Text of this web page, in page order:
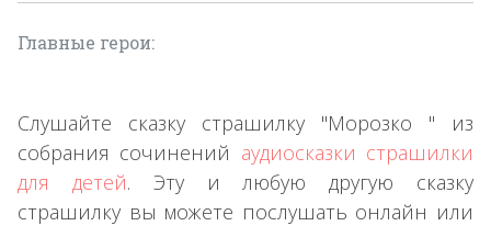
Главные герои:
Слушайте сказку страшилку "Морозко " из
собрания сочинений аудиосказки страшилки
для детей. Эту и любую другую сказку
страшилку вы можете послушать онлайн или